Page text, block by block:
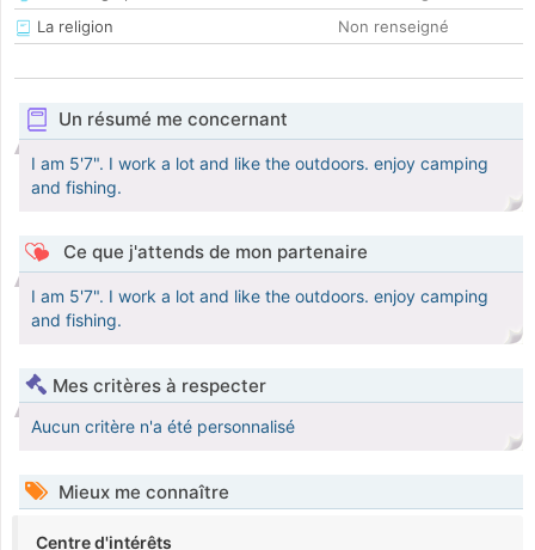
La religion
Non renseigné
Un résumé me concernant
I am 5'7". I work a lot and like the outdoors. enjoy camping
and fishing.
Ce que j'attends de mon partenaire
I am 5'7". I work a lot and like the outdoors. enjoy camping
and fishing.
Mes critères à respecter
Aucun critère n'a été personnalisé
Mieux me connaître
Centre d'intérêts